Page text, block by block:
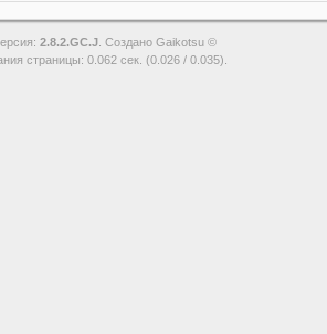
2.8.2.GC.J . Создано Gaikotsu ©
страницы: 0.062 сек. (0.026 / 0.035).